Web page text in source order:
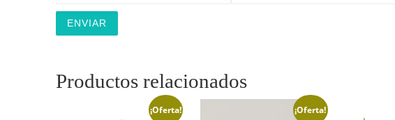
Productos relacionados
¡Oferta! ¡Oferta!